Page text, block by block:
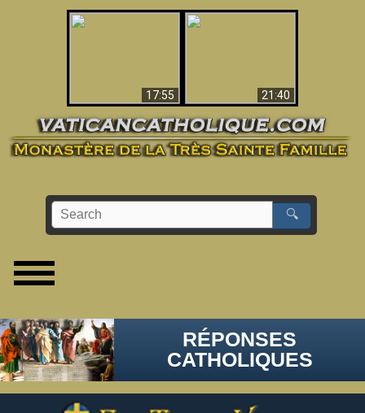
17:55
21:40
🔍
RÉPONSES
CATHOLIQUES